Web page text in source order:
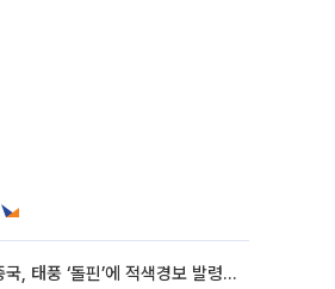
국, 태풍 ‘돌핀’에 적색경보 발령…